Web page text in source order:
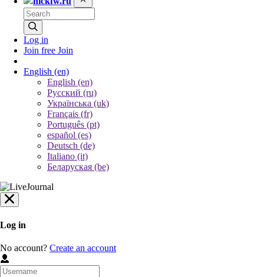
Log in
Join free Join
English (en)
English (en)
Русский (ru)
Українська (uk)
Français (fr)
Português (pt)
español (es)
Deutsch (de)
Italiano (it)
Беларуская (be)
Log in
No account? Create an account